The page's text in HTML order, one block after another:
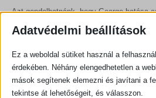
Azt gondolhatnánk, hogy George hatása
beszédről szólt. Elvégre ő volt az OM
ig), a globális misszió úttörője, és
naptárja (az előadásai száma nyugdíjba
mindössze 350-re csökkent!). De még ha
alkalommal is beszélt, akkor is rengeteg
aminek minden óráját Jézusra akarta
Adatvédelmi beállítások
Ez a weboldal sütiket használ a
érdekében. Néhány elengedhetetlen a
mások segítenek elemezni és javítani a
tekintse át lehetőségeit, és válasszon.